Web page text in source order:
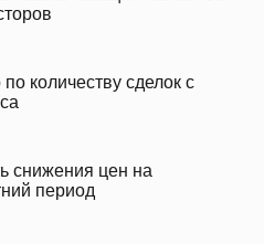
количеству сделок с
снижения цен на
период